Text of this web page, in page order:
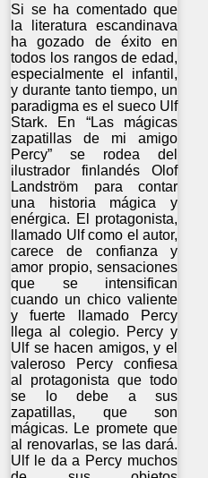
Si se ha comentado que
la literatura escandinava
ha gozado de éxito en
todos los rangos de edad,
especialmente el infantil,
y durante tanto tiempo, un
paradigma es el sueco Ulf
Stark. En “Las mágicas
zapatillas de mi amigo
Percy” se rodea del
ilustrador finlandés Olof
Landström para contar
una historia mágica y
enérgica. El protagonista,
llamado Ulf como el autor,
carece de confianza y
amor propio, sensaciones
que se intensifican
cuando un chico valiente
y fuerte llamado Percy
llega al colegio. Percy y
Ulf se hacen amigos, y el
valeroso Percy confiesa
al protagonista que todo
se lo debe a sus
zapatillas, que son
mágicas. Le promete que
al renovarlas, se las dará.
Ulf le da a Percy muchos